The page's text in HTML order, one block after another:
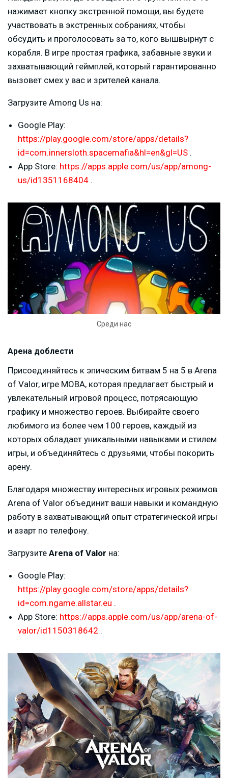
нажимает кнопку экстренной помощи, вы будете
участвовать в экстренных собраниях, чтобы
обсудить и проголосовать за то, кого вышвырнут с
корабля. В игре простая графика, забавные звуки и
захватывающий геймплей, который гарантированно
вызовет смех у вас и зрителей канала.
Загрузите Among Us на:
Google Play:
https://play.google.com/store/apps/details?
id=com.innersloth.spacemafia&hl=en&gl=US .
App Store: https://apps.apple.com/us/app/among-
us/id1351168404 .
Среди нас
Арена доблести
Присоединяйтесь к эпическим битвам 5 на 5 в Arena
of Valor, игре MOBA, которая предлагает быстрый и
увлекательный игровой процесс, потрясающую
графику и множество героев. Выбирайте своего
любимого из более чем 100 героев, каждый из
которых обладает уникальными навыками и стилем
игры, и объединяйтесь с друзьями, чтобы покорить
арену.
Благодаря множеству интересных игровых режимов
Arena of Valor объединит ваши навыки и командную
работу в захватывающий опыт стратегической игры
и азарт по телефону.
Загрузите Arena of Valor на:
Google Play:
https://play.google.com/store/apps/details?
id=com.ngame.allstar.eu .
App Store: https://apps.apple.com/us/app/arena-of-
valor/id1150318642 .